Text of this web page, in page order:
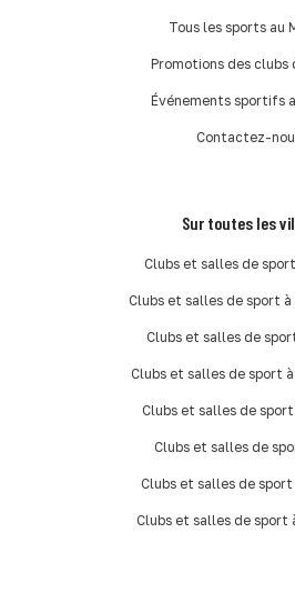
Tous les sports au
Promotions des clubs
Événements sportifs
Contactez-
Sur toutes les
Clubs et salles de
Clubs et salles de sport à
Clubs et salles de
Clubs et salles de sport
Clubs et salles de
Clubs et salles de
Clubs et salles de sport
Clubs et salles de sport